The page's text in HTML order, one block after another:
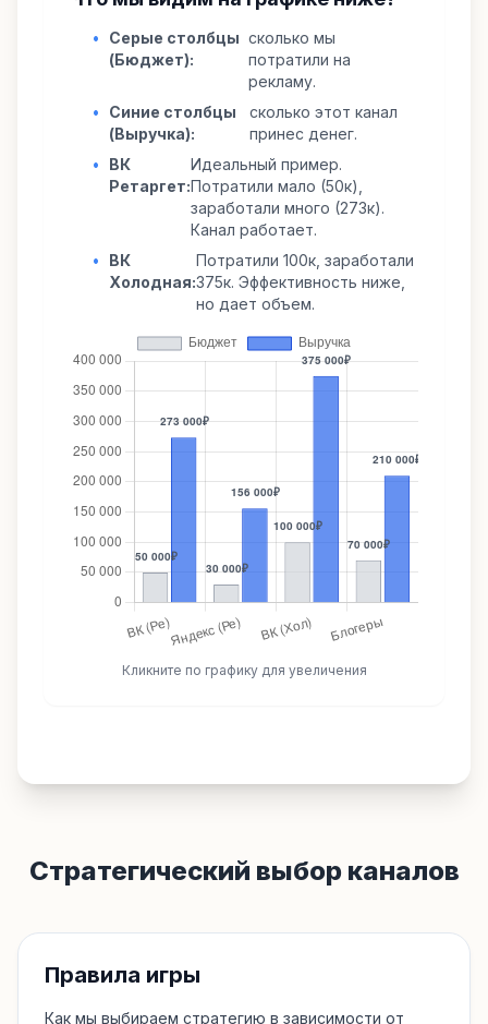
•
Серые столбцы
(Бюджет):
сколько мы
потратили на
рекламу.
•
Синие столбцы
(Выручка):
сколько этот канал
принес денег.
•
ВК
Ретаргет:
Идеальный пример.
Потратили мало (50к),
заработали много (273к).
Канал работает.
•
ВК
Холодная:
Потратили 100к, заработали
375к. Эффективность ниже,
но дает объем.
Кликните по графику для увеличения
Стратегический выбор каналов
Правила игры
Как мы выбираем стратегию в зависимости от